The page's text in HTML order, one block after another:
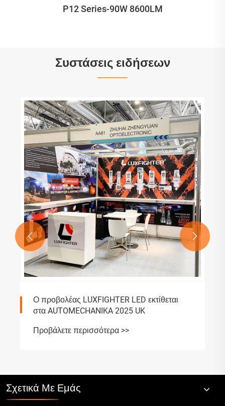
P12 Series-90W 8600LM
Συστάσεις ειδήσεων
Ο προβολέας LUXFIGHTER LED εκτίθεται
στα AUTOMECHANIKA 2025 UK
Προβάλετε περισσότερα >>
 
Σχετικά Με Εμάς